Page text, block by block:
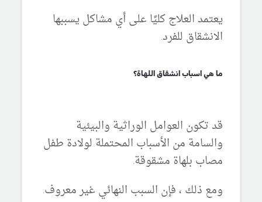
يعتمد العلاج كليًا على أي مشاكل يسببها
الانشقاق للفرد.
ما هي اسباب انشقاق اللهاة؟
قد تكون العوامل الوراثية والبيئية
والسامة من الأسباب المحتملة لولادة طفل
مصاب بلهاة مشقوقة.
ومع ذلك ، فإن السبب النهائي غير معروف.